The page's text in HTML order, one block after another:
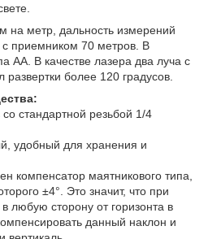
на метр, дальность измерений
приемником 70 метров. В
АА. В качестве лазера два луча с
более 120 градусов.
стандартной резьбой 1/4
удобный для хранения и
компенсатор маятникового типа,
±4°. Это значит, что при
любую сторону от горизонта в
данный наклон и